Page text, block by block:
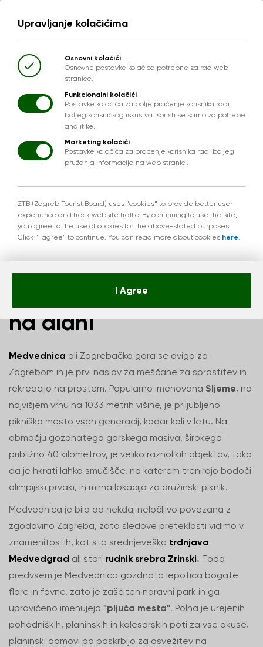
Sljeme - Park narave
na dlani
Medvednica ali Zagrebačka gora se dviga za
Zagrebom in je prvi naslov za meščane za sprostitev in
rekreacijo na prostem. Popularno imenovana Sljeme, na
najvišjem vrhu na 1033 metrih višine, je priljubljeno
pikniško mesto vseh generacij, kadar koli v letu. Na
območju gozdnatega gorskega masiva, širokega
približno 40 kilometrov, je veliko raznolikih objektov, tako
da je hkrati lahko smučišče, na katerem trenirajo bodoči
olimpijski prvaki, in mirna lokacija za družinski piknik.
Medvednica je bila od nekdaj neločljivo povezana z
zgodovino Zagreba, zato sledove preteklosti vidimo v
znamenitostih, kot sta srednjeveška trdnjava
Medvedgrad ali stari rudnik srebra Zrinski. Toda
predvsem je Medvednica gozdnata lepotica bogate
flore in favne, zato je zaščiten naravni park in ga
upravičeno imenujejo "pljuča mesta". Polna je urejenih
pohodniških, planinskih in kolesarskih poti za vse okuse,
planinski domovi pa poskrbijo za osvežitev na
Upravljanje kolačićima
Osnovni kolačići
Osnovne postavke kolačića potrebne za rad web
stranice.
Funkcionalni kolačići
Postavke kolačića za bolje praćenje korisnika radi
boljeg korisničkog iskustva. Koristi se samo za potrebe
analitike.
Marketing kolačići
Postavke kolačića za praćenje korisnika radi boljeg
pružanja informacija na web stranici.
ZTB (Zagreb Tourist Board) uses "cookies" to provide better user
experience and track website traffic. By continuing to use the site,
you agree to the use of cookies for the above-stated purposes.
Click "I agree" to continue. You can read more about cookies here.
I Agree